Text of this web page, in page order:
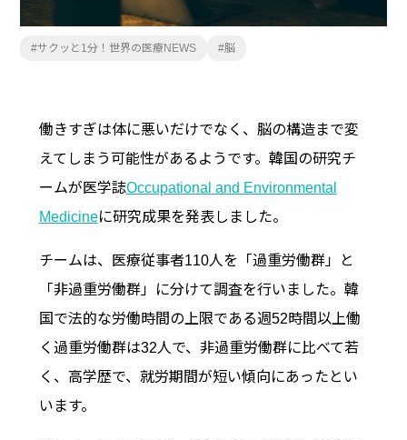
サクッと1分！世界の医療NEWS 脳
働きすぎは体に悪いだけでなく、脳の構造まで変
えてしまう可能性があるようです。韓国の研究チ
ームが医学誌Occupational and Environmental
Medicineに研究成果を発表しました。
チームは、医療従事者110人を「過重労働群」と
「非過重労働群」に分けて調査を行いました。韓
国で法的な労働時間の上限である週52時間以上働
く過重労働群は32人で、非過重労働群に比べて若
く、高学歴で、就労期間が短い傾向にあったとい
います。